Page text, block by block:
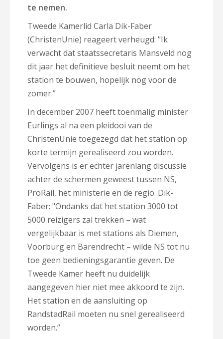
te nemen.
Tweede Kamerlid Carla Dik-Faber
(ChristenUnie) reageert verheugd: "Ik
verwacht dat staatssecretaris Mansveld nog
dit jaar het definitieve besluit neemt om het
station te bouwen, hopelijk nog voor de
zomer.”
In december 2007 heeft toenmalig minister
Eurlings al na een pleidooi van de
ChristenUnie toegezegd dat het station op
korte termijn gerealiseerd zou worden.
Vervolgens is er echter jarenlang discussie
achter de schermen geweest tussen NS,
ProRail, het ministerie en de regio. Dik-
Faber: "Ondanks dat het station 3000 tot
5000 reizigers zal trekken – wat
vergelijkbaar is met stations als Diemen,
Voorburg en Barendrecht – wilde NS tot nu
toe geen bedieningsgarantie geven. De
Tweede Kamer heeft nu duidelijk
aangegeven hier niet mee akkoord te zijn.
Het station en de aansluiting op
RandstadRail moeten nu snel gerealiseerd
worden.”